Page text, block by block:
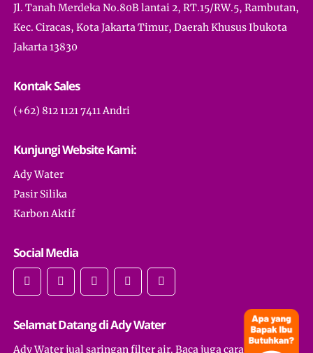
Jl. Tanah Merdeka No.80B lantai 2, RT.15/RW.5, Rambutan,
Kec. Ciracas, Kota Jakarta Timur, Daerah Khusus Ibukota
Jakarta 13830
Kontak Sales
(+62) 812 1121 7411 Andri
Kunjungi Website Kami:
Ady Water
Pasir Silika
Karbon Aktif
Social Media
Selamat Datang di Ady Water
Ady Water jual saringan filter air. Baca juga cara membuat